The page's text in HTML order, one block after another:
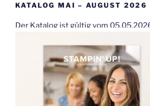
KATALOG MAI – AUGUST 2026
Der Katalog ist gültig vom